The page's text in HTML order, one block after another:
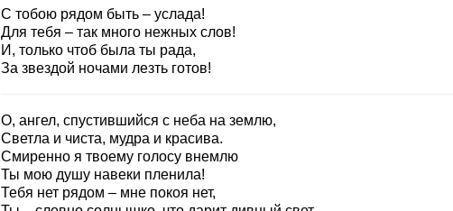
С тобою рядом быть – услада!
Для тебя – так много нежных слов!
И, только чтоб была ты рада,
За звездой ночами лезть готов!
О, ангел, спустившийся с неба на землю,
Светла и чиста, мудра и красива.
Смиренно я твоему голосу внемлю
Ты мою душу навеки пленила!
Тебя нет рядом – мне покоя нет,